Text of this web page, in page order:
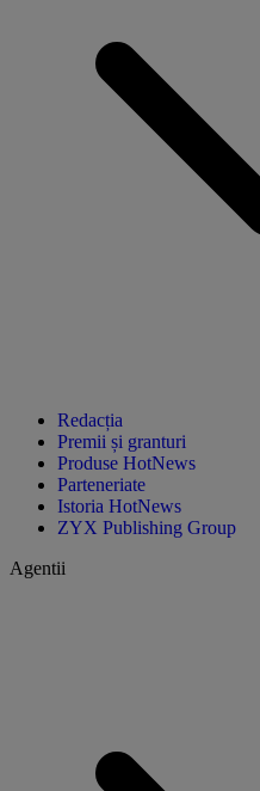
Redacția
Premii și granturi
Produse HotNews
Parteneriate
Istoria HotNews
ZYX Publishing Group
Agentii